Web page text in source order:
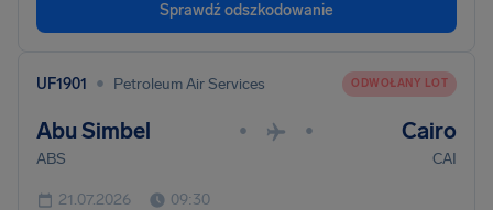
Sprawdź odszkodowanie
UF1901 • Petroleum Air Services ODWOŁANY LOT
Abu Simbel • • Cairo
ABS CAI
21.07.2026 09:30